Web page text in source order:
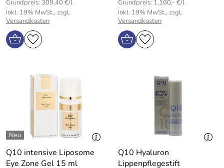
Grundpreis: 309,40 €/l
inkl. 19% MwSt., zzgl.
Versandkosten
Grundpreis: 1.160,- €/l
inkl. 19% MwSt., zzgl.
Versandkosten
Q10 intensive Liposome
Eye Zone Gel 15 ml
Q10 Hyaluron
Lippenpflegestift